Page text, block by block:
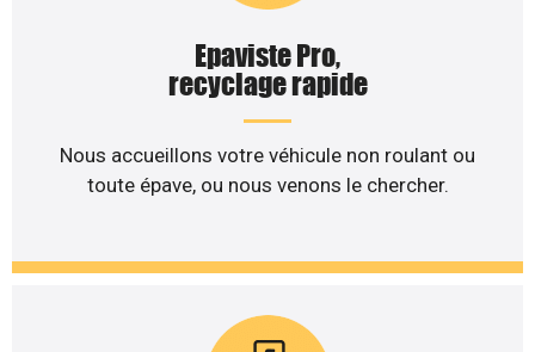
Epaviste Pro,
recyclage rapide
Nous accueillons votre véhicule non roulant ou
toute épave, ou nous venons le chercher.